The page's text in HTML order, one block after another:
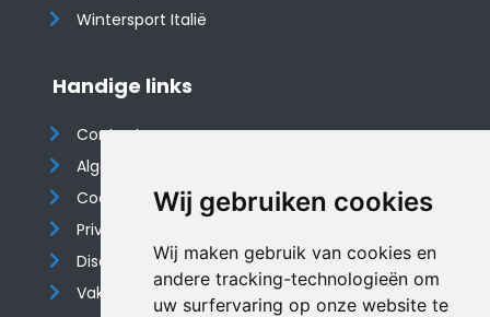
Wij gebruiken cookies
Wij maken gebruik van cookies en
andere tracking-technologieën om
uw surfervaring op onze website te
Wintersport Italië
Handige links
Contact
Algemene voorwaarden
Cookieverklaring
Privacyverklaring
Disclaimer
Vakantiehuis website